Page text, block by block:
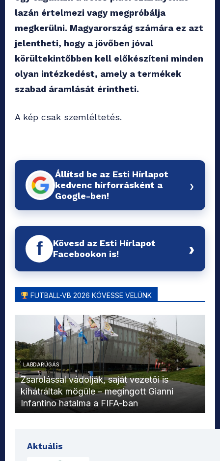
lazán értelmezi vagy megpróbálja
megkerülni. Magyarország számára ez azt
jelentheti, hogy a jövőben jóval
körültekintőbben kell előkészíteni minden
olyan intézkedést, amely a termékek
szabad áramlását érintheti.
A kép csak szemléltetés.
Állítsd be az Esti Hírlapot
kedvenc hírforrásként a
Google-ben!
›
f
Kövesd az Esti Hírlapot
Facebookon is!
›
FUTBALL-VB 2026 KÖVESSE VELÜNK
LABDARÚGÁS
Zsarolással vádolják, saját vezetői is
kihátráltak mögüle – megingott Gianni
Infantino hatalma a FIFA-ban
Aktuális